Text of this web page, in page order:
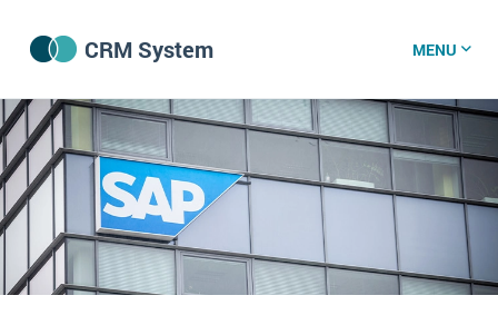
CRM System
CRM Software
CRM Wissenszentrum
CRM News
MENU